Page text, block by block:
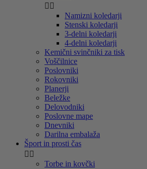
 
Namizni koledarji
Stenski koledarji
3-delni koledarji
4-delni koledarji
Kemični svinčniki za tisk
Voščilnice
Poslovniki
Rokovniki
Planerji
Beležke
Delovodniki
Poslovne mape
Dnevniki
Darilna embalaža
Šport in prosti čas
 
Torbe in kovčki